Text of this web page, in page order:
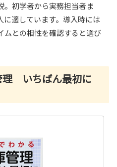
。初学者から実務担当者ま
適しています。導入時には
ムとの相性を確認すると選び
理 いちばん最初に